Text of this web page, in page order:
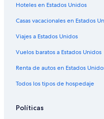
Hoteles con aire
Hoteles con bar en Centro
Hoteles en Estados Unidos
Casas vacacionales en Estados
Viajes a Estados Unidos
Vuelos baratos a Estados Unidos
Renta de autos en Estados
Todos los tipos de hospedaje
Políticas